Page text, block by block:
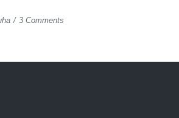
3 Comments